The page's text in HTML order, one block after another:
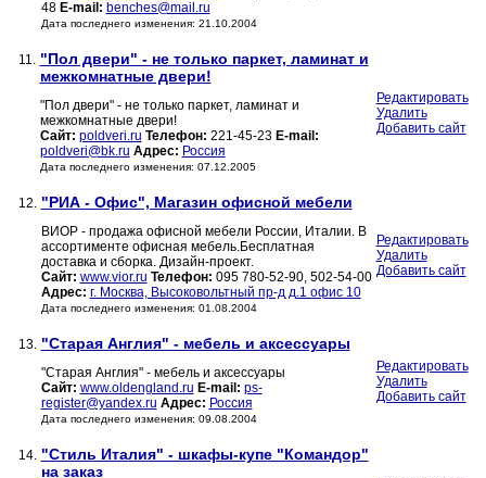
48 E-mail: benches@mail.ru
Дата последнего изменения: 21.10.2004
11. "Пол двери" - не только паркет, ламинат и
межкомнатные двери!
"Пол двери" - не только паркет, ламинат и
межкомнатные двери!
Сайт: poldveri.ru Телефон: 221-45-23 E-mail:
poldveri@bk.ru Адрес: Россия
Дата последнего изменения: 07.12.2005
Редактировать
Удалить
Добавить сайт
12. "РИА - Офис", Магазин офисной мебели
ВИОР - продажа офисной мебели России, Италии. В
ассортименте офисная мебель.Бесплатная
доставка и сборка. Дизайн-проект.
Сайт: www.vior.ru Телефон: 095 780-52-90, 502-54-00
Адрес: г. Москва, Высоковольтный пр-д д.1 офис 10
Дата последнего изменения: 01.08.2004
Редактировать
Удалить
Добавить сайт
13. "Старая Англия" - мебель и аксессуары
"Старая Англия" - мебель и аксессуары
Сайт: www.oldengland.ru E-mail: ps-
register@yandex.ru Адрес: Россия
Дата последнего изменения: 09.08.2004
Редактировать
Удалить
Добавить сайт
14. "Стиль Италия" - шкафы-купе "Командор"
на заказ